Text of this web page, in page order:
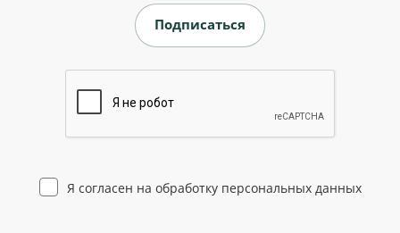
Я согласен на обработку персональных данных